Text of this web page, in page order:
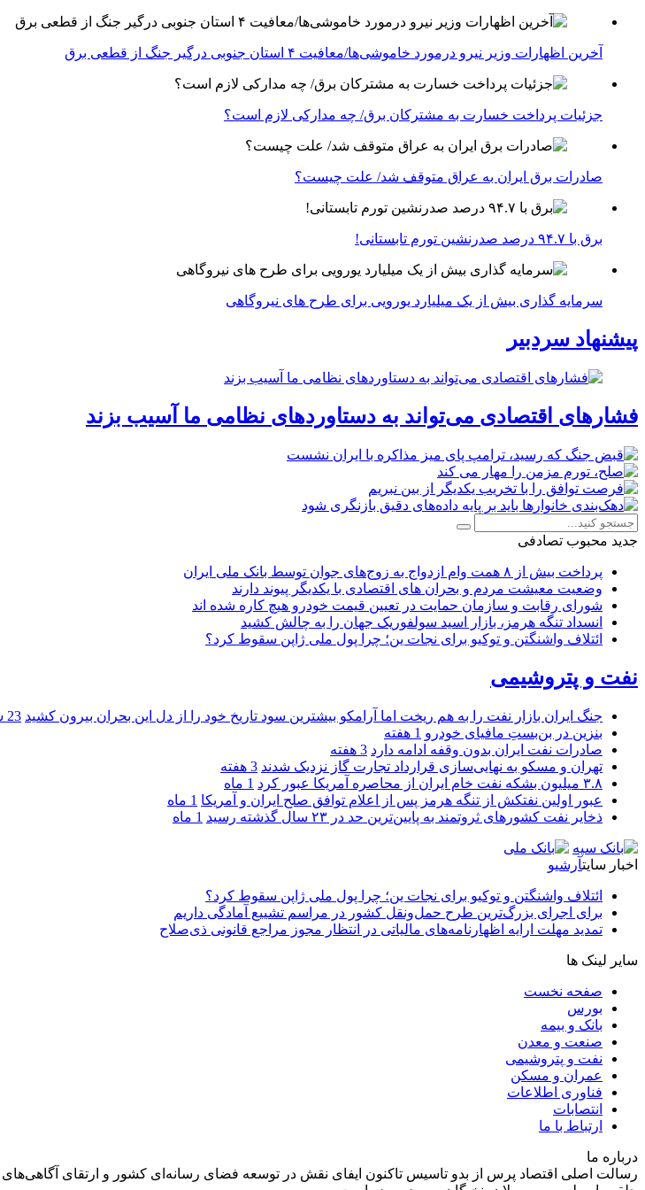
آخرین اظهارات وزیر نیرو درمورد خاموشی‌ها/معافیت ۴ استان جنوبی درگیر جنگ از قطعی برق
جزئیات پرداخت خسارت به مشترکان برق/ چه مدارکی لازم است؟
صادرات برق ایران به عراق متوقف شد/ علت چیست؟
برق با ۹۴.۷ درصد صدرنشین تورم تابستانی!
سرمایه گذاری بیش از یک میلیارد یورویی برای طرح های نیروگاهی
پیشنهاد سردبیر
فشارهای اقتصادی می‌تواند به دستاوردهای نظامی ما آسیب بزند
جدید محبوب تصادفی
پرداخت بیش از ۸ همت وام ازدواج به زوج‌های جوان توسط بانک ملی ایران
وضعیت معیشت مردم و بحران های اقتصادی با یکدیگر پیوند دارند
شورای رقابت و سازمان حمایت در تعیین قیمت خودرو هیچ کاره شده اند
انسداد تنگه هرمز، بازار اسید سولفوریک جهان را به چالش کشید
ائتلاف واشنگتن و توکیو برای نجات ین؛ چرا پول ملی ژاپن سقوط کرد؟
نفت و پتروشیمی
جنگ ایران بازار نفت را به هم ریخت اما آرامکو بیشترین سود تاریخ خود را از دل این بحران بیرون کشید 23 ساعت
بنزین در بن‌بستِ مافیای خودرو 1 هفته
صادرات نفت ایران بدون وقفه ادامه دارد 3 هفته
تهران و مسکو به نهایی‌سازی قرارداد تجارت گاز نزدیک شدند 3 هفته
۳.۸ میلیون بشکه نفت خام ایران از محاصره آمریکا عبور کرد
1 ماه
عبور اولین نفتکش از تنگه هرمز پس از اعلام توافق صلح ایران و آمریکا 1 ماه
ذخایر نفت کشورهای ثروتمند به پایین‌ترین حد در ۲۳ سال گذشته رسید
1 ماه
اخبار سایتآرشیو
ائتلاف واشنگتن و توکیو برای نجات ین؛ چرا پول ملی ژاپن سقوط کرد؟
برای اجرای بزرگ‌ترین طرح حمل‌ونقل کشور در مراسم تشییع آمادگی داریم
تمدید مهلت ارایه اظهارنامه‌های مالیاتی در انتظار مجوز مراجع قانونی ذی‌‏صلاح
سایر لینک ها
صفحه نخست
بورس
بانک و بیمه
صنعت و معدن
نفت و پتروشیمی
عمران و مسکن
فناوری اطلاعات
انتصابات
ارتباط با ما
درباره ما
رسالت اصلی اقتصاد پرس از بدو تاسیس تاکنون ایفای نقش در توسعه فضای رسانه‌ای کشور و ارتقای